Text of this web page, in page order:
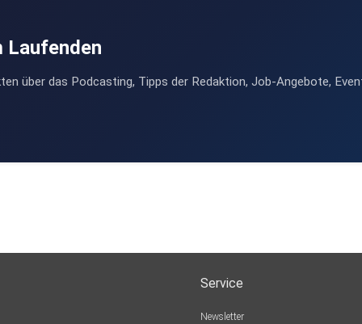
Laufenden
über das Podcasting, Tipps der Redaktion, Job-Angebote,
Service
Newsletter